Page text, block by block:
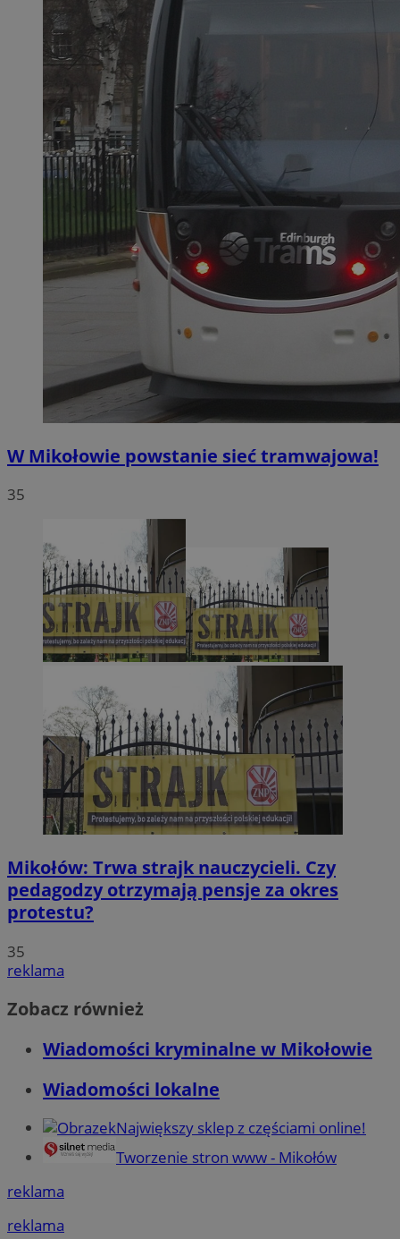
W Mikołowie powstanie sieć tramwajowa!
35
Mikołów: Trwa strajk nauczycieli. Czy
pedagodzy otrzymają pensje za okres
protestu?
35
reklama
Zobacz również
Wiadomości kryminalne w Mikołowie
Wiadomości lokalne
Największy sklep z częściami online!
Tworzenie stron www - Mikołów
reklama
reklama